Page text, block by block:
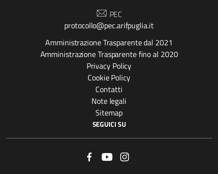
SEGUICI SU
PEC
protocollo@pec.arifpuglia.it
Amministrazione Trasparente dal 2021
Amministrazione Trasparente fino al 2020
Privacy Policy
Cookie Policy
Contatti
Note legali
Sitemap